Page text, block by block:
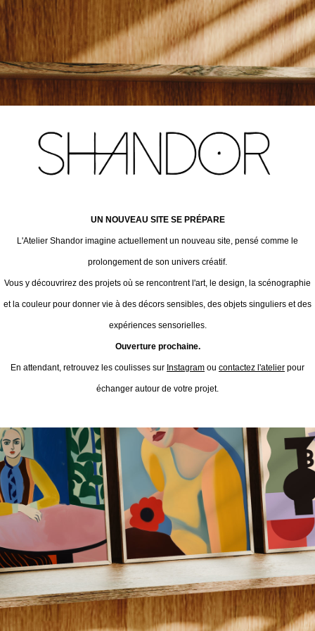
UN NOUVEAU SITE SE PRÉPARE
L'Atelier Shandor imagine actuellement un nouveau site, pensé comme le
prolongement de son univers créatif.
Vous y découvrirez des projets où se rencontrent l'art, le design, la scénographie
et la couleur pour donner vie à des décors sensibles, des objets singuliers et des
expériences sensorielles.
Ouverture prochaine.
En attendant, retrouvez les coulisses sur Instagram ou contactez l'atelier pour
échanger autour de votre projet.